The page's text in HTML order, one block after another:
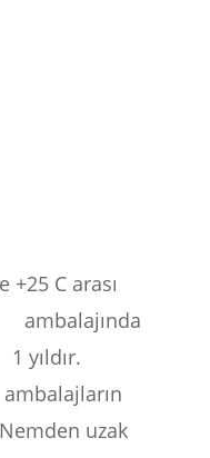
C arası
ambalajında
yıldır.
uzak